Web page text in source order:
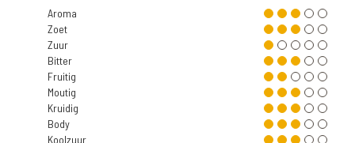
Aroma
Zoet
Zuur
Bitter
Fruitig
Moutig
Kruidig
Body
Koolzuur